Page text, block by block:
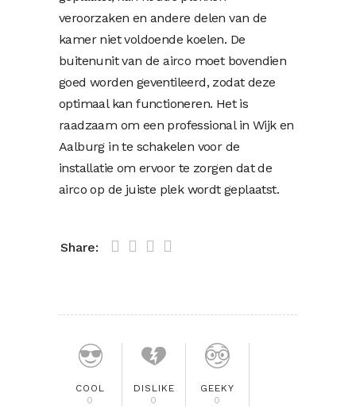
veroorzaken en andere delen van de
kamer niet voldoende koelen. De
buitenunit van de airco moet bovendien
goed worden geventileerd, zodat deze
optimaal kan functioneren. Het is
raadzaam om een professional in Wijk en
Aalburg in te schakelen voor de
installatie om ervoor te zorgen dat de
airco op de juiste plek wordt geplaatst.
Share:
COOL
0
DISLIKE
0
GEEKY
0